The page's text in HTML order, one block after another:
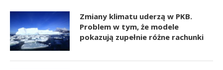
Zmiany klimatu uderzą w PKB.
Problem w tym, że modele
pokazują zupełnie różne rachunki